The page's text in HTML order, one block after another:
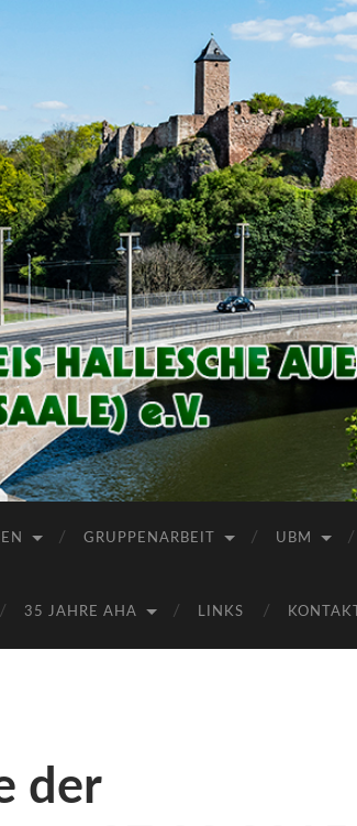
Arbeitskreis
Hallesche
Auenwälder
zu
Halle
e.V.
GRUPPENARBEIT UBM
35 JAHRE AHA LINKS KONTAKT
der